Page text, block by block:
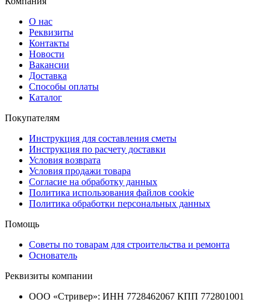
О нас
Реквизиты
Контакты
Новости
Вакансии
Доставка
Способы оплаты
Каталог
Покупателям
Инструкция для составления сметы
Инструкция по расчету доставки
Условия возврата
Условия продажи товара
Согласие на обработку данных
Политика использования файлов cookie
Политика обработки персональных данных
Помощь
Советы по товарам для строительства и ремонта
Основатель
Реквизиты компании
ООО «Стривер»: ИНН 7728462067 КПП 772801001